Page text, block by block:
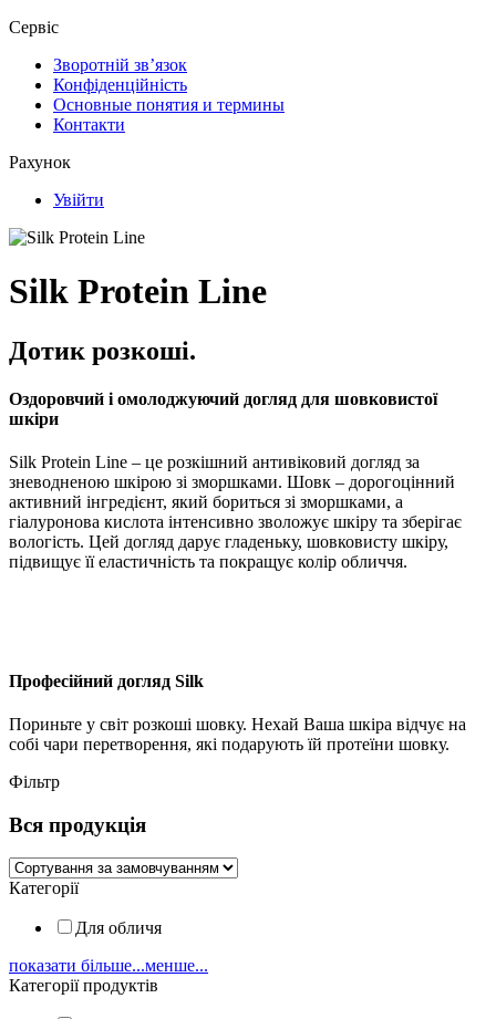
Сервіс
Зворотній зв’язок
Конфіденційність
Основные понятия и термины
Контакти
Рахунок
Увійти
Silk Protein Line
Дотик розкоші.
Оздоровчий і омолоджуючий догляд для шовковистої
шкіри
Silk Protein Line – це розкішний антивіковий догляд за
зневодненою шкірою зі зморшками. Шовк – дорогоцінний
активний інгредієнт, який бориться зі зморшками, а
гіалуронова кислота інтенсивно зволожує шкіру та зберігає
вологість. Цей догляд дарує гладеньку, шовковисту шкіру,
підвищує її еластичність та покращує колір обличчя.
Професійний догляд Silk
Пориньте у світ розкоші шовку. Нехай Ваша шкіра відчує на
собі чари перетворення, які подарують їй протеїни шовку.
Фільтр
Вся продукція
Категорії
Для обличя
показати більше...менше...
Категорії продуктів